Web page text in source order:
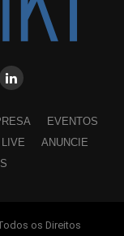
EVENTOS
ANUNCIE
os Direitos